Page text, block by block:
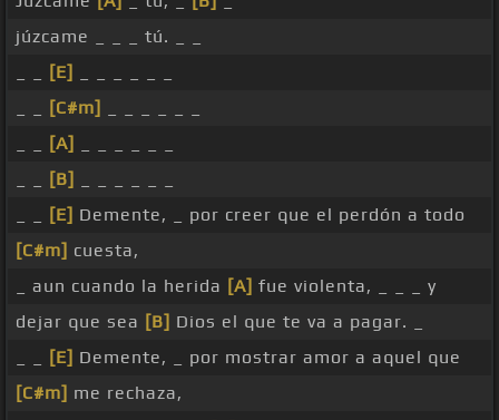
júzcame _ _ _ tú. _ _
[E]
[C#m]
[A]
[B]
[E] Demente, _ por creer que el perdón a todo
[C#m] cuesta,
_ aun cuando la herida [A] fue violenta, _ _ _ y
dejar que sea [B] Dios el que te va a pagar. _
[E] Demente, _ por mostrar amor a aquel que
[C#m] me rechaza,